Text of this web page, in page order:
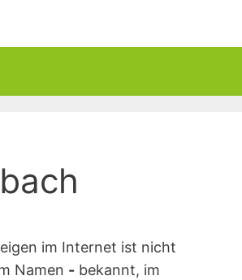
im Internet ist nicht
Namen - bekannt, im